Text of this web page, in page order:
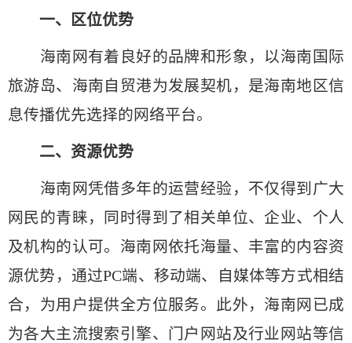
一、区位优势
海南网有着良好的品牌和形象，以海南国际
旅游岛、海南自贸港为发展契机，是海南地区信
息传播优先选择的网络平台。
二、资源优势
海南网凭借多年的运营经验，不仅得到广大
网民的青睐，同时得到了相关单位、企业、个人
及机构的认可。海南网依托海量、丰富的内容资
源优势，通过PC端、移动端、自媒体等方式相结
合，为用户提供全方位服务。此外，海南网已成
为各大主流搜索引擎、门户网站及行业网站等信